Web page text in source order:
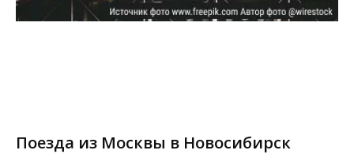
Поезда из Москвы в Новосибирск